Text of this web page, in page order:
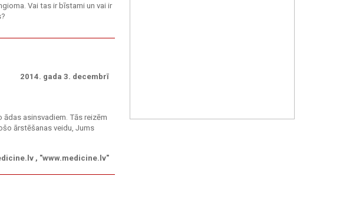
Vai tas ir bīstami un vai ir
2014. gada 3. decembrī
asinsvadiem. Tās reizēm
ārstēšanas veidu, Jums
, "www.medicine.lv"